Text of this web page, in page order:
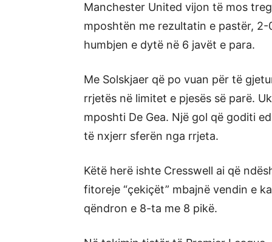
Manchester United vijon të mos
mposhtën me rezultatin e pastër,
humbjen e dytë në 6 javët e para.
Me Solskjaer që po vuan për të
rrjetës në limitet e pjesës së parë.
mposhti De Gea. Një gol që goditi
të nxjerr sferën nga rrjeta.
Këtë herë ishte Cresswell ai që
fitoreje “çekiçët” mbajnë vendin e
qëndron e 8-ta me 8 pikë.